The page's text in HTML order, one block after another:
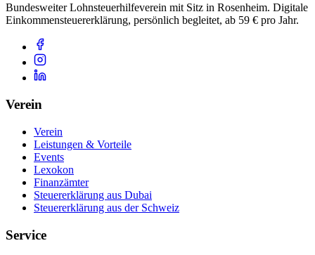
Bundesweiter Lohnsteuerhilfeverein mit Sitz in Rosenheim. Digitale
Einkommensteuererklärung, persönlich begleitet, ab 59 € pro Jahr.
Verein
Verein
Leistungen & Vorteile
Events
Lexokon
Finanzämter
Steuererklärung aus Dubai
Steuererklärung aus der Schweiz
Service